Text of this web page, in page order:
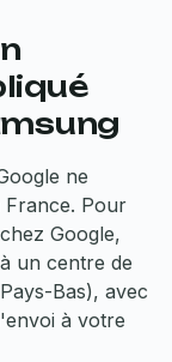
ne
France. Pour
Google,
un centre de
Bas), avec
à votre